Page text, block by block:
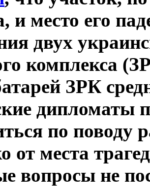
и место его
двух
комплекса
ЗРК
дипломаты
по поводу
от места
вопросы не